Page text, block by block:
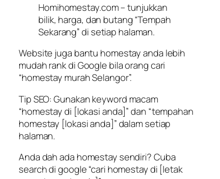
Homihomestay.com – tunjukkan
bilik, harga, dan butang “Tempah
Sekarang” di setiap halaman.
Website juga bantu homestay anda lebih
mudah rank di Google bila orang cari
“homestay murah Selangor”.
Tip SEO:Gunakan keyword macam
“homestay di [lokasi anda]” dan “tempahan
homestay [lokasi anda]” dalam setiap
halaman.
Anda dah ada homestay sendiri? Cuba
search di google “cari homestay di [letak